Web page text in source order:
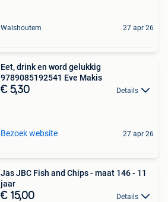
Walshoutem 27 apr 26
Eet, drink en word gelukkig
9789085192541 Eve Makis
€ 5,30 Details
Bezoek website 27 apr 26
Jas JBC Fish and Chips - maat 146 - 11
jaar
€ 15,00 Details